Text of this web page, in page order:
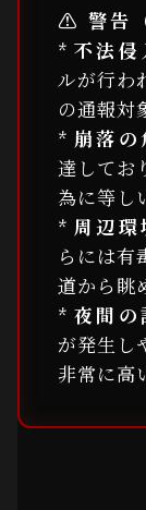
⚠️ 警告
* 不法侵
ルが行わ
の通報対
* 崩落の
達してお
為に等し
* 周辺環
らには有
道から眺
* 夜間の
が発生し
非常に高